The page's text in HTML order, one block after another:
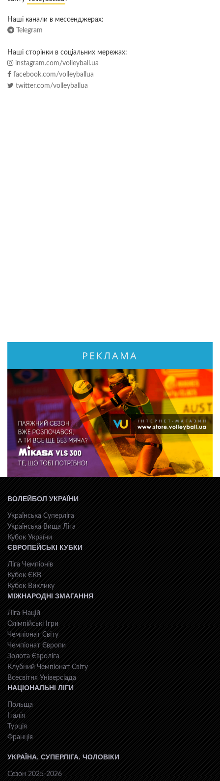
Наші канали в мессенджерах:
Telegram
Наші сторінки в соціальних мережах:
instagram.com/volleyball.ua
facebook.com/volleyballua
twitter.com/volleyballua
РЕКЛАМА
ВОЛЕЙБОЛ УКРАЇНИ
Українська Суперліга
Українська Вища Ліга
Кубок України
ЄВРОПЕЙСЬКІ КУБКИ
Ліга Чемпіонів
Кубок ЄКВ
Кубок Виклику
МІЖНАРОДНІ ЗМАГАННЯ
Ліга Націй
Олімпійські Ігри
Чемпіонат Світу
Чемпіонат Європи
Золота Євроліга
Клубний Чемпіонат Світу
Всесвiтня Унiверсiaда
НАЦІОНАЛЬНІ ЛІГИ
Польща
Італія
Турція
Франція
УКРАЇНА. СУПЕРЛІГА. ЧОЛОВІКИ
Сезон 2025-2026